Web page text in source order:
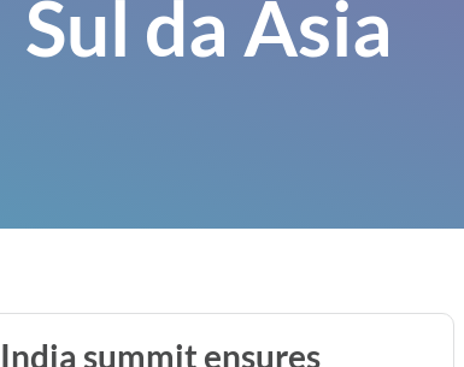
Sul da Ásia
India summit ensures